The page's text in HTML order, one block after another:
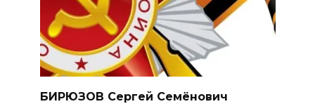
БИРЮЗОВ Сергей Семёнович